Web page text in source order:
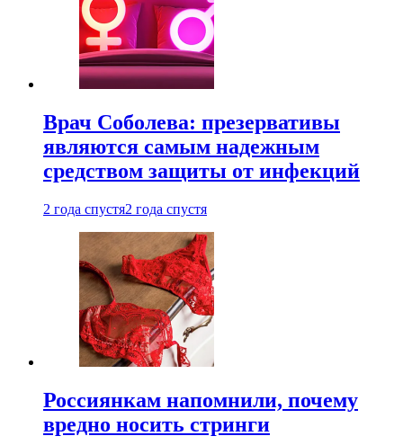
Врач Соболева: презервативы
являются самым надежным
средством защиты от инфекций
2 года спустя2 года спустя
Россиянкам напомнили, почему
вредно носить стринги